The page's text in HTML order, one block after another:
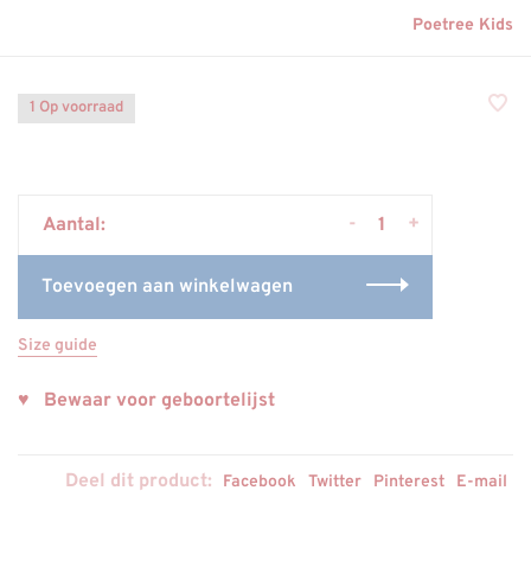
Poetree Kids
1 Op voorraad
Aantal: +
-
Toevoegen aan winkelwagen
Size guide
♥ Bewaar voor geboortelijst
Deel dit product: Facebook Twitter Pinterest E-mail